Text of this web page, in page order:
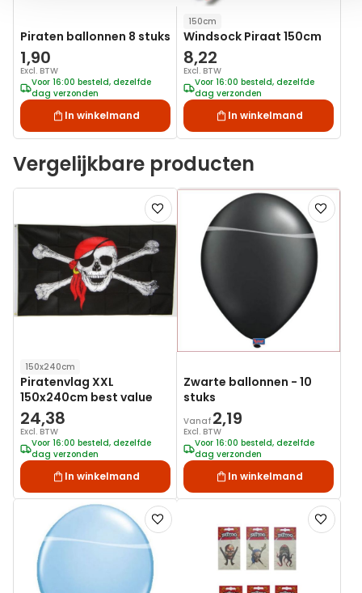
Piraten ballonnen 8 stuks
1,90
Excl. BTW
Voor 16:00 besteld, dezelfde
dag verzonden
In winkelmand
150cm
Windsock Piraat 150cm
8,22
Excl. BTW
Voor 16:00 besteld, dezelfde
dag verzonden
In winkelmand
Vergelijkbare producten
Voeg
toe
aan
verlanglijst
150x240cm
Piratenvlag XXL
150x240cm best value
24,38
Excl. BTW
Voor 16:00 besteld, dezelfde
dag verzonden
In winkelmand
Voeg
toe
aan
Zwarte ballonnen - 10
stuks
Vanaf 2,19
Excl. BTW
Voor 16:00 besteld, dezelfde
dag verzonden
In winkelmand
Voeg
toe
aan
verlanglijst
Voeg
toe